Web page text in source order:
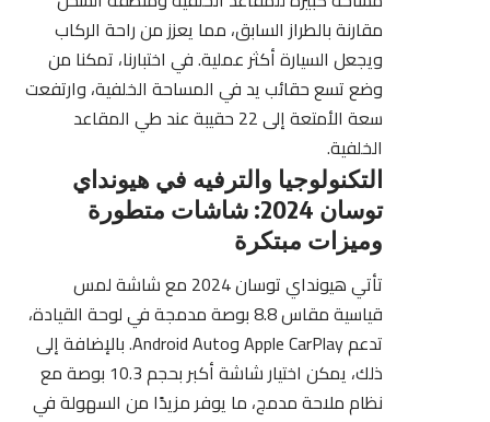
مقارنة بالطراز السابق، مما يعزز من راحة الركاب
ويجعل السيارة أكثر عملية. في اختبارنا، تمكنا من
وضع تسع حقائب يد في المساحة الخلفية، وارتفعت
سعة الأمتعة إلى 22 حقيبة عند طي المقاعد
الخلفية.
التكنولوجيا والترفيه في هيونداي
توسان 2024: شاشات متطورة
وميزات مبتكرة
تأتي هيونداي توسان 2024 مع شاشة لمس
قياسية مقاس 8.8 بوصة مدمجة في لوحة القيادة،
تدعم Apple CarPlay وAndroid Auto. بالإضافة إلى
ذلك، يمكن اختيار شاشة أكبر بحجم 10.3 بوصة مع
نظام ملاحة مدمج، ما يوفر مزيدًا من السهولة في